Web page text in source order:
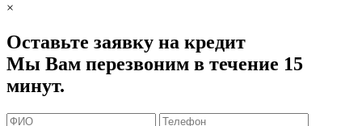
×
Оставьте заявку на кредит
Мы Вам перезвоним в течение 15
минут.